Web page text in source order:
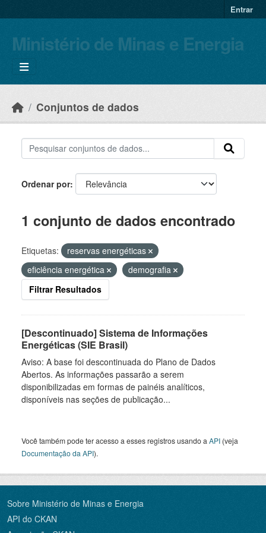
Entrar
Ministério de Minas e Energia
Conjuntos de dados
Ordenar por
1 conjunto de dados encontrado
Etiquetas:
reservas energéticas
eficiência energética
demografia
Filtrar Resultados
[Descontinuado] Sistema de Informações
Energéticas (SIE Brasil)
Aviso: A base foi descontinuada do Plano de Dados
Abertos. As informações passarão a serem
disponibilizadas em formas de painéis analíticos,
disponíveis nas seções de publicação...
Você também pode ter acesso a esses registros usando a API (veja
Documentação da API).
Sobre Ministério de Minas e Energia
API do CKAN